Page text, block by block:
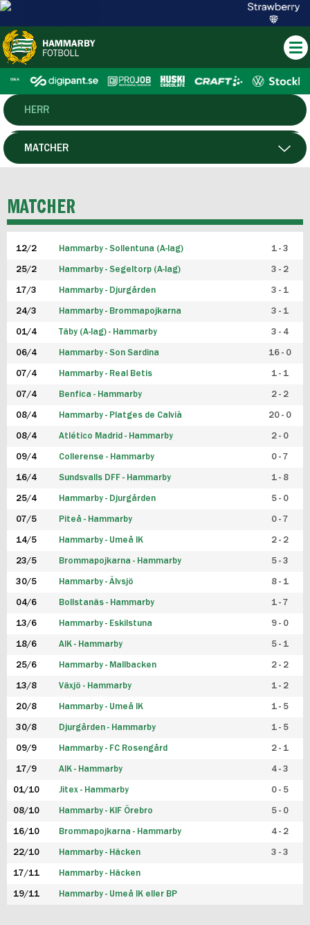
HERR
DAM
P19
F19
FUTSAL HERR
FUTSAL DAM
MATCHER
MATCHER
12/2 Hammarby - Sollentuna (A-lag) 1 - 3
25/2 Hammarby - Segeltorp (A-lag) 3 - 2
17/3 Hammarby - Djurgården 3 - 1
24/3 Hammarby - Brommapojkarna 3 - 1
01/4 Täby (A-lag) - Hammarby 3 - 4
06/4 Hammarby - Son Sardina 16 - 0
07/4 Hammarby - Real Betis 1 - 1
07/4 Benfica - Hammarby 2 - 2
08/4 Hammarby - Platges de Calvià 20 - 0
08/4 Atlético Madrid - Hammarby 2 - 0
09/4 Collerense - Hammarby 0 - 7
16/4 Sundsvalls DFF - Hammarby 1 - 8
25/4 Hammarby - Djurgården 5 - 0
07/5 Piteå - Hammarby 0 - 7
14/5 Hammarby - Umeå IK 2 - 2
23/5 Brommapojkarna - Hammarby 5 - 3
30/5 Hammarby - Älvsjö 8 - 1
04/6 Bollstanäs - Hammarby 1 - 7
13/6 Hammarby - Eskilstuna 9 - 0
18/6 AIK - Hammarby 5 - 1
25/6 Hammarby - Mallbacken 2 - 2
13/8 Växjö - Hammarby 1 - 2
20/8 Hammarby - Umeå IK 1 - 5
30/8 Djurgården - Hammarby 1 - 5
09/9 Hammarby - FC Rosengård 2 - 1
17/9 AIK - Hammarby 4 - 3
01/10 Jitex - Hammarby 0 - 5
08/10 Hammarby - KIF Örebro 5 - 0
16/10 Brommapojkarna - Hammarby 4 - 2
22/10 Hammarby - Häcken 3 - 3
17/11 Hammarby - Häcken
19/11 Hammarby - Umeå IK eller BP